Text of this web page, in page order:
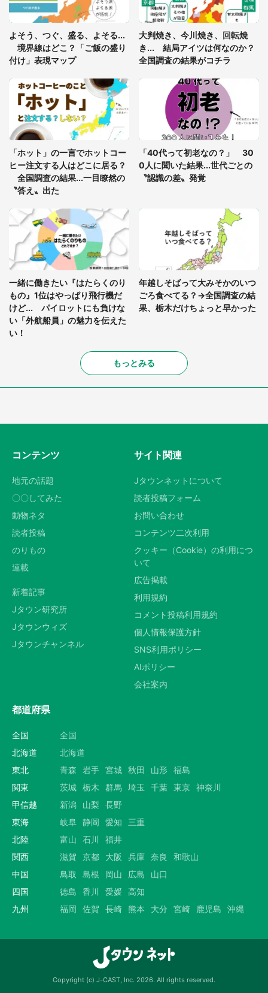
座布団だろ」「食パンの耳」と1.4万人困惑
っ暗な道で遭難状態。なんとか見つけた民家に助け
を求めると、住人の男性が...」
「孫にあげると思って、あなたにこれをあげる」
真夏の山道で見知らぬお婆さんに握らされたもの
（山口県・30代女性）
よそう、つぐ、盛る、よそる...
境界線はどこ？「ご飯の盛り
付け」表現マップ
大判焼き、今川焼き、回転焼
き... 結局アイツは何なのか？
全国調査の結果がコチラ
「ホット」の一言でホットコー
ヒー注文する人はどこに居る？
全国調査の結果...一目瞭然の
〝答え〟出た
「40代って初老なの？」 30
0人に聞いた結果...世代ごとの
〝認識の差〟発覚
一緒に働きたい『はたらくのり
もの』1位はやっぱり飛行機だ
けど... パイロットにも負けな
い「外航船員」の魅力を伝えた
い！
年越しそばって大みそかのいつ
ごろ食べてる？→全国調査の結
果、栃木だけちょっと早かった
もっとみる
コンテンツ
地元の話題
〇〇してみた
動物ネタ
読者投稿
のりもの
連載
新着記事
Jタウン研究所
Jタウンウィズ
Jタウンチャンネル
サイト関連
Jタウンネットについて
読者投稿フォーム
お問い合わせ
コンテンツ二次利用
クッキー（Cookie）の利用につ
いて
広告掲載
利用規約
コメント投稿利用規約
個人情報保護方針
SNS利用ポリシー
AIポリシー
会社案内
都道府県
全国
全国
北海道
北海道
東北
青森 岩手 宮城 秋田 山形 福島
関東
茨城 栃木 群馬 埼玉 千葉 東京 神奈川
甲信越
新潟 山梨
長野
東海
岐阜 静岡 愛知
三重
北陸
富山 石川
福井
関西
滋賀 京都 大阪 兵庫 奈良
和歌山
中国
鳥取 島根 岡山 広島
山口
四国
徳島 香川 愛媛 高知
九州
福岡 佐賀 長崎 熊本 大分 宮崎 鹿児島 沖縄
Copyright (c) J-CAST, Inc. 2026. All rights reserved.